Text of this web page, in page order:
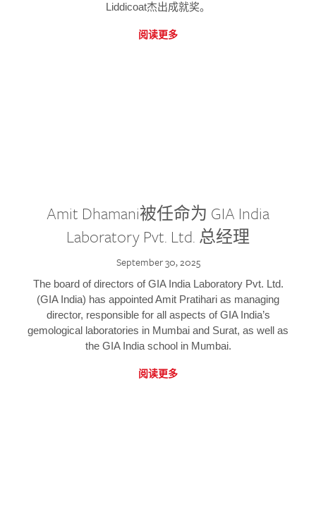
Liddicoat杰出成就奖。
阅读更多
Amit Dhamani被任命为 GIA India
Laboratory Pvt. Ltd. 总经理
September 30, 2025
The board of directors of GIA India Laboratory Pvt. Ltd.
(GIA India) has appointed Amit Pratihari as managing
director, responsible for all aspects of GIA India’s
gemological laboratories in Mumbai and Surat, as well as
the GIA India school in Mumbai.
阅读更多